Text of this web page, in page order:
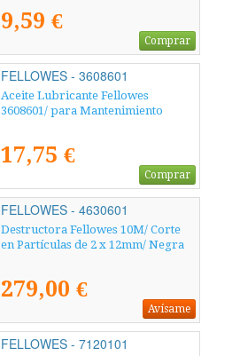
9,59 €
Comprar
FELLOWES - 3608601
Aceite Lubricante Fellowes
3608601/ para Mantenimiento
17,75 €
Comprar
FELLOWES - 4630601
Destructora Fellowes 10M/ Corte
en Partículas de 2 x 12mm/ Negra
279,00 €
Avísame
FELLOWES - 7120101